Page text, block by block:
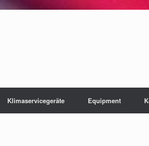
Klimaservicegeräte Equipment